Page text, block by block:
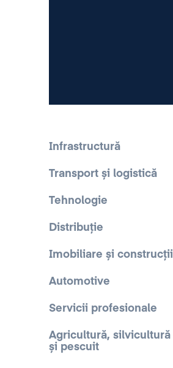
Infrastructură
Transport și logistică
Tehnologie
Distribuție
Imobiliare și construcții
Automotive
Servicii profesionale
Agricultură, silvicultură
și pescuit